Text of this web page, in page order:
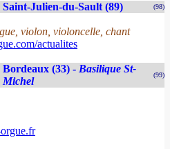
Saint-Julien-du-Sault (89) (98)
violon, violoncelle, chant
actualites
Bordeaux (33) - Basilique St-
Michel
(99)